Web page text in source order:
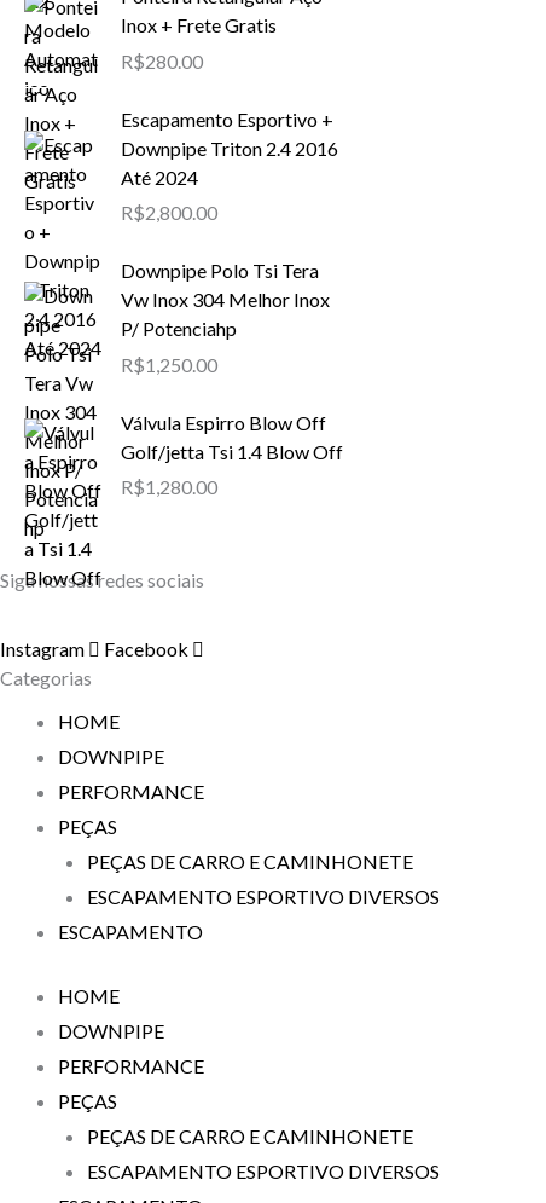
Inox + Frete Gratis
R$280.00
Escapamento Esportivo +
Downpipe Triton 2.4 2016
Até 2024
R$2,800.00
Downpipe Polo Tsi Tera
Vw Inox 304 Melhor Inox
P/ Potenciahp
R$1,250.00
Válvula Espirro Blow Off
Golf/jetta Tsi 1.4 Blow Off
R$1,280.00
Siga nossas redes sociais
Instagram
Facebook
Categorias
HOME
DOWNPIPE
PERFORMANCE
PEÇAS
PEÇAS DE CARRO E CAMINHONETE
ESCAPAMENTO ESPORTIVO DIVERSOS
ESCAPAMENTO
HOME
DOWNPIPE
PERFORMANCE
PEÇAS
PEÇAS DE CARRO E CAMINHONETE
ESCAPAMENTO ESPORTIVO DIVERSOS